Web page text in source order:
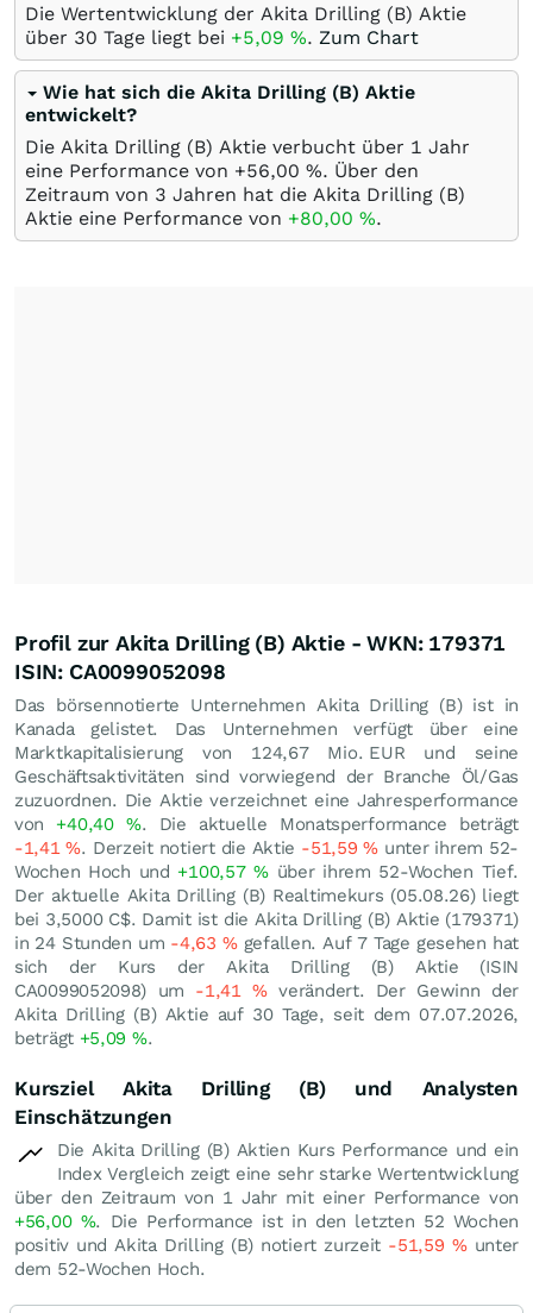
Die Wertentwicklung der Akita Drilling (B) Aktie
über 30 Tage liegt bei +5,09 %. Zum Chart
Wie hat sich die Akita Drilling (B) Aktie
entwickelt?
Die Akita Drilling (B) Aktie verbucht über 1 Jahr
eine Performance von +56,00 %. Über den
Zeitraum von 3 Jahren hat die Akita Drilling (B)
Aktie eine Performance von +80,00 %.
Profil zur Akita Drilling (B) Aktie - WKN: 179371
ISIN: CA0099052098
Das börsennotierte Unternehmen Akita Drilling (B) ist in
Kanada gelistet. Das Unternehmen verfügt über eine
Marktkapitalisierung von 124,67 Mio. EUR und seine
Geschäftsaktivitäten sind vorwiegend der Branche Öl/Gas
zuzuordnen. Die Aktie verzeichnet eine Jahresperformance
von +40,40 %. Die aktuelle Monatsperformance beträgt
-1,41%. Derzeit notiert die Aktie -51,59%unter ihrem 52-
Wochen Hoch und +100,57%über ihrem 52-Wochen Tief.
Der aktuelle Akita Drilling (B) Realtimekurs (05.08.26) liegt
bei 3,5000 C$. Damit ist die Akita Drilling (B) Aktie (179371)
in 24 Stunden um -4,63 %gefallen. Auf 7 Tage gesehen hat
sich der Kurs der Akita Drilling (B) Aktie (ISIN
CA0099052098) um -1,41%verändert. Der Gewinn der
Akita Drilling (B) Aktie auf 30 Tage, seit dem 07.07.2026,
beträgt +5,09 %.
Kursziel Akita Drilling (B) und Analysten
Einschätzungen
Die Akita Drilling (B) Aktien Kurs Performance und ein
Index Vergleich zeigt eine sehr starke Wertentwicklung
über den Zeitraum von 1 Jahr mit einer Performance von
+56,00 %. Die Performance ist in den letzten 52 Wochen
positiv und Akita Drilling (B) notiert zurzeit -51,59 %unter
dem 52-Wochen Hoch.